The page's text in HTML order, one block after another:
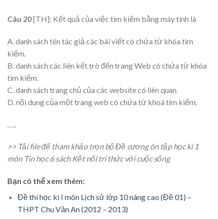
Câu 20[TH]: Kết quả của việc tìm kiếm bằng máy tính là
A. danh sách tên tác giả các bài viết có chứa từ khóa tìm
kiếm.
B. danh sách các liên kết trò đến trang Web có chứa từ khóa
tìm kiếm.
C. danh sách trang chủ của các website có liên quan
D. nội dung của một trang web có chứa từ khoá tìm kiếm.
>> Tải file để tham khảo trọn bộ Đề cương ôn tập học kì 1
môn Tin học 6 sách Kết nối tri thức với cuộc sống
Bạn có thể xem thêm:
Đề thi học kì I môn Lịch sử lớp 10 nâng cao (Đề 01) –
THPT Chu Văn An (2012 – 2013)